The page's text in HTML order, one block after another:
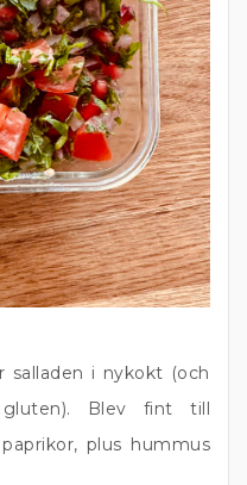
salladen i nykokt (och
gluten). Blev fint till
plus hummus